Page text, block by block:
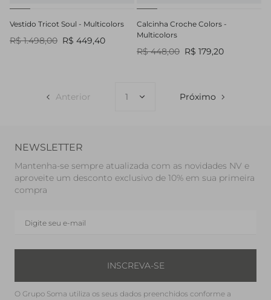
Vestido Tricot Soul - Multicolors
R$ 1.498,00 R$ 449,40
Calcinha Croche Colors -
Multicolors
R$ 448,00 R$ 179,20
Anterior Próximo
NEWSLETTER
Mantenha-se sempre atualizada com as novidades NV e
aproveite um desconto exclusivo de 10% em sua primeira
compra
INSCREVA-SE
O Grupo Soma utiliza os seus dados preenchidos conforme a